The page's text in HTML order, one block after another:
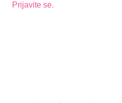
Prijavite se.